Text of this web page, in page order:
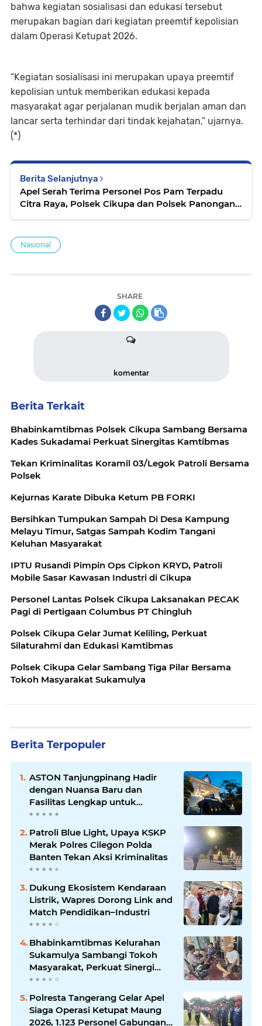
bahwa kegiatan sosialisasi dan edukasi tersebut
merupakan bagian dari kegiatan preemtif kepolisian
dalam Operasi Ketupat 2026.
“Kegiatan sosialisasi ini merupakan upaya preemtif
kepolisian untuk memberikan edukasi kepada
masyarakat agar perjalanan mudik berjalan aman dan
lancar serta terhindar dari tindak kejahatan,” ujarnya.
(*)
Berita Selanjutnya
Apel Serah Terima Personel Pos Pam Terpadu
Citra Raya, Polsek Cikupa dan Polsek Panongan
Nasional
SHARE
komentar
Berita Terkait
Bhabinkamtibmas Polsek Cikupa Sambang Bersama
Kades Sukadamai Perkuat Sinergitas Kamtibmas
Tekan Kriminalitas Koramil 03/Legok Patroli Bersama
Polsek
Kejurnas Karate Dibuka Ketum PB FORKI
Bersihkan Tumpukan Sampah Di Desa Kampung
Melayu Timur, Satgas Sampah Kodim Tangani
Keluhan Masyarakat
IPTU Rusandi Pimpin Ops Cipkon KRYD, Patroli
Mobile Sasar Kawasan Industri di Cikupa
Personel Lantas Polsek Cikupa Laksanakan PECAK
Pagi di Pertigaan Columbus PT Chingluh
Polsek Cikupa Gelar Jumat Keliling, Perkuat
Silaturahmi dan Edukasi Kamtibmas
Polsek Cikupa Gelar Sambang Tiga Pilar Bersama
Tokoh Masyarakat Sukamulya
Berita Terpopuler
ASTON Tanjungpinang Hadir
dengan Nuansa Baru dan
Fasilitas Lengkap untuk
Kenyamanan Tamu
Patroli Blue Light, Upaya KSKP
Merak Polres Cilegon Polda
Banten Tekan Aksi Kriminalitas
Dukung Ekosistem Kendaraan
Listrik, Wapres Dorong Link and
Match Pendidikan–Industri
Bhabinkamtibmas Kelurahan
Sukamulya Sambangi Tokoh
Masyarakat, Perkuat Sinergi
Jaga Kamtibmas
Polresta Tangerang Gelar Apel
Siaga Operasi Ketupat Maung
2026, 1.123 Personel Gabungan